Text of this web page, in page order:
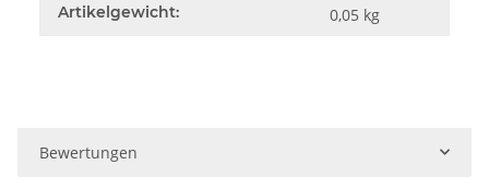
Artikelgewicht: 0,05 kg
Bewertungen